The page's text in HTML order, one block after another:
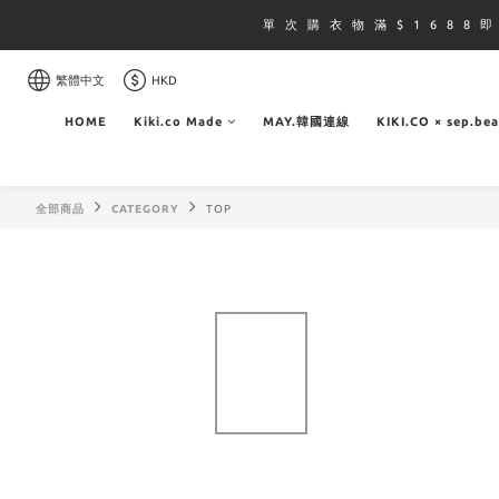
單 次 購 衣 物 滿 $ 1 6 8 8
繁體中文 HKD
HOME Kiki.co Made MAY.韓國連線 KIKI.CO ×
全部商品 CATEGORY TOP